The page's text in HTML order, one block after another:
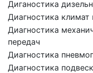
Диганостика
Диагностика климат
Диагностика
передач
Диагностика
Диагностика